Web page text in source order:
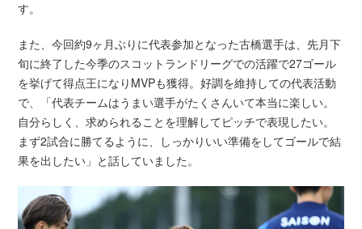
す。
また、今回約9ヶ月ぶりに代表参加となった古橋選手は、先月下
旬に終了した今季のスコットランドリーグでの活躍で27ゴール
を挙げて得点王になりMVPも獲得。好調を維持しての代表活動
で、「代表チームはうまい選手がたくさんいて本当に楽しい。
自分らしく、求められることを理解してピッチで表現したい。
まず2試合に勝てるように、しっかりいい準備をしてゴールで結
果を出したい」と話していました。